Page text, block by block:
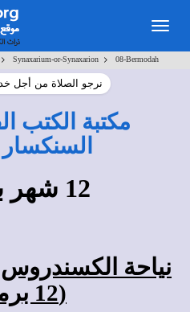
Toggle
navigation
Synaxarium-or-Synaxarion> 08-Bermodah
نرجو الصلاة من أجل
مكتبة الكتب
12 شهر برموده
نياحة
(12 برمودة)